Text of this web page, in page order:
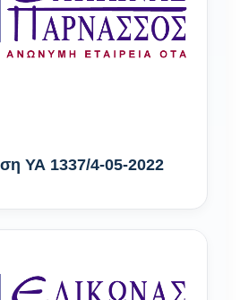
ΥΑ 1337/4-05-2022